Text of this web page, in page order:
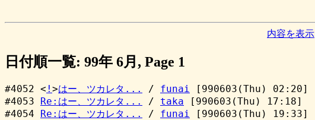
内容を表示
日付順一覧: 99年 6月, Page 1
#4052 < ! >はー、ツカレタ... / funai [990603(Thu) 02:20]
#4053
Re:はー、ツカレタ... / taka [990603(Thu) 17:18]
#4054
Re:はー、ツカレタ... / funai [990603(Thu) 19:33]